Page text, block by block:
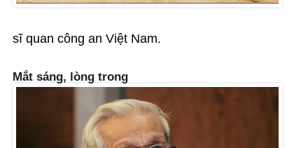
sĩ quan công an Việt Nam.
Mắt sáng, lòng trong